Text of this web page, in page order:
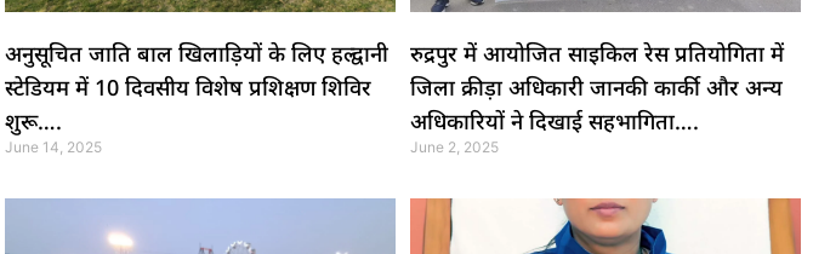
अनुसूचित जाति बाल खिलाड़ियों के लिए हल्द्वानी
स्टेडियम में 10 दिवसीय विशेष प्रशिक्षण शिविर
शुरू….
June 14, 2025
रुद्रपुर में आयोजित साइकिल रेस प्रतियोगिता में
जिला क्रीड़ा अधिकारी जानकी कार्की और अन्य
अधिकारियों ने दिखाई सहभागिता….
June 2, 2025